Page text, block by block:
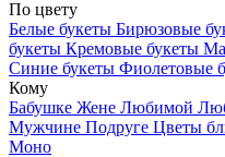
По цвету
Белые букеты Бирюзовые
букеты Кремовые букеты
Синие букеты Фиолетовые
Кому
Бабушке Жене Любимой
Мужчине Подруге Цветы
Моно